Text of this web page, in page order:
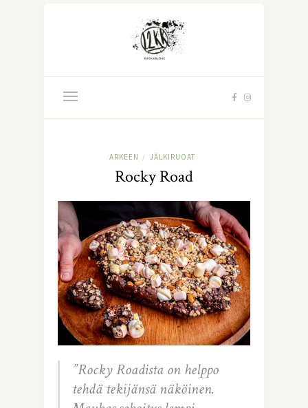
ARKEEN / JÄLKIRUOAT
Rocky Road
”Rocky Roadista on helppo
tehdä tekijänsä näköinen.